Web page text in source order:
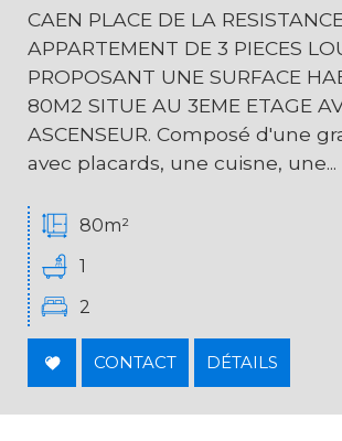
CAEN PLACE DE LA
APPARTEMENT DE 3 PIECES
PROPOSANT UNE SURFACE
80M2 SITUE AU 3EME ETAGE
ASCENSEUR. Composé d'une
avec placards, une cuisne, une...
80m²
1
2
CONTACT DÉTAILS